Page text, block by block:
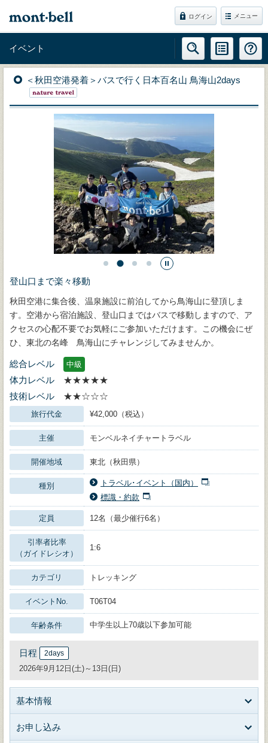
ログイン メニュー
イベント
＜秋田空港発着＞バスで行く日本百名山 鳥海山2days
登山口まで楽々移動
秋田空港に集合後、温泉施設に前泊してから鳥海山に登頂しま
す。空港から宿泊施設、登山口まではバスで移動しますので、ア
クセスの心配不要でお気軽にご参加いただけます。この機会にぜ
ひ、東北の名峰 鳥海山にチャレンジしてみませんか。
総合レベル 中級
体力レベル
★★★★★
技術レベル
★★☆☆☆
旅行代金 ¥42,000（税込）
主催 モンベルネイチャートラベル
開催地域 東北（秋田県）
種別
トラベル･イベント（国内）
標識・約款
定員 12名（最少催行6名）
引率者比率
（ガイドレシオ）
1:6
カテゴリ トレッキング
イベントNo. T06T04
年齢条件 中学生以上70歳以下参加可能
日程 2days
2026年9月12日(土)～13日(日)
基本情報
お申し込み